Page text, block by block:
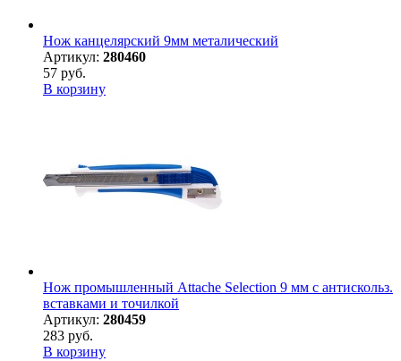
Нож канцелярский 9мм металический
Артикул: 280460
57 руб.
В корзину
Нож промышленный Attache Selection 9 мм с антискольз.
вставками и точилкой
Артикул: 280459
283 руб.
В корзину